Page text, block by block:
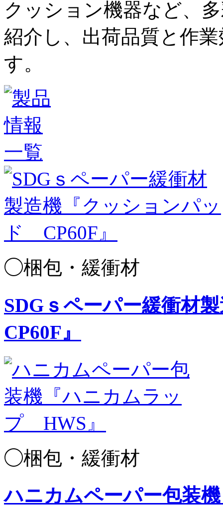
クッション機器など、
紹介し、出荷品質と作
す。
◯梱包・緩衝材
SDGｓペーパー緩衝材
CP60F』
◯梱包・緩衝材
ハニカムペーパー包装